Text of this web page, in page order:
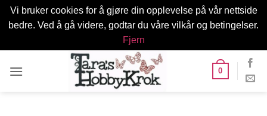
Vi bruker cookies for å gjøre din opplevelse på vår nettside
bedre. Ved å gå videre, godtar du våre vilkår og betingelser.
Fjern
0